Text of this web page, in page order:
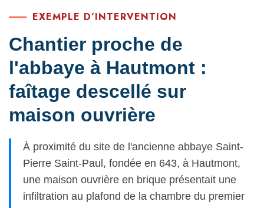
EXEMPLE D’INTERVENTION
Chantier proche de
l'abbaye à Hautmont :
faîtage descellé sur
maison ouvrière
À proximité du site de l'ancienne abbaye Saint-
Pierre Saint-Paul, fondée en 643, à Hautmont,
une maison ouvrière en brique présentait une
infiltration au plafond de la chambre du premier